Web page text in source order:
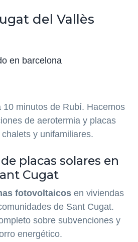
del Vallès
10 minutos de Rubí. Hacemos
de aerotermia y placas
y unifamiliares.
placas solares en
Cugat
fotovoltaicosen viviendas
de Sant Cugat.
sobre subvenciones y
energético.